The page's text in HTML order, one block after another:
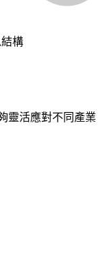
結構
靈活應對不同產業